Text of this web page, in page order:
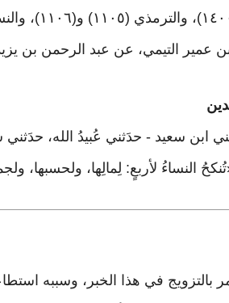
التيمي، عن عبد الرحمن بن
ابن سعيد - حدَثني عُبيدُ الله،
لأربعٍ: لِمالِها، ولحسبها،
بالتزويج في هذا الخبر، وسببه